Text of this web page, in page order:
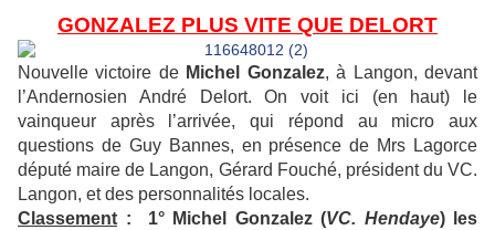
GONZALEZ PLUS VITE QUE DELORT
Nouvelle victoire de Michel Gonzalez, à Langon, devant
l’Andernosien André Delort. On voit ici (en haut) le
vainqueur après l’arrivée, qui répond au micro aux
questions de Guy Bannes, en présence de Mrs Lagorce
député maire de Langon, Gérard Fouché, président du VC.
Langon, et des personnalités locales.
Classement : 1° Michel Gonzalez (VC. Hendaye) les